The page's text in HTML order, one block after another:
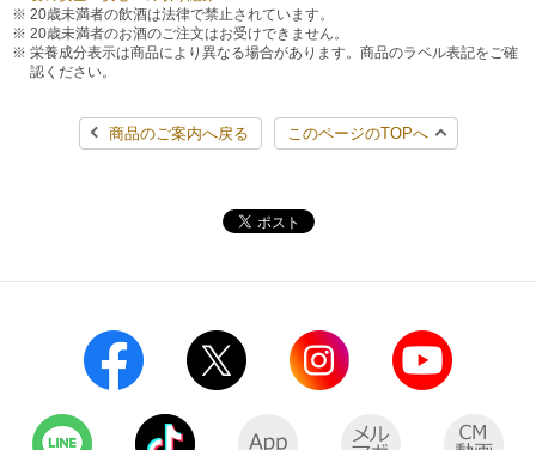
20歳未満者の飲酒は法律で禁止されています。
20歳未満者のお酒のご注文はお受けできません。
栄養成分表示は商品により異なる場合があります。商品のラベル表記をご確
認ください。
商品のご案内へ戻る このページのTOPへ